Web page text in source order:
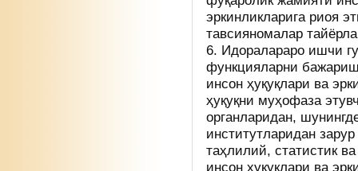
эркинликларига риоя
тавсияномалар
6. Идоралараро ишчи
функцияларни
инсон ҳуқуқлари ва
ҳуқуқни муҳофаза
органларидан,
институтларидан
таҳлилий, статистик
инсон ҳуқуқлари ва